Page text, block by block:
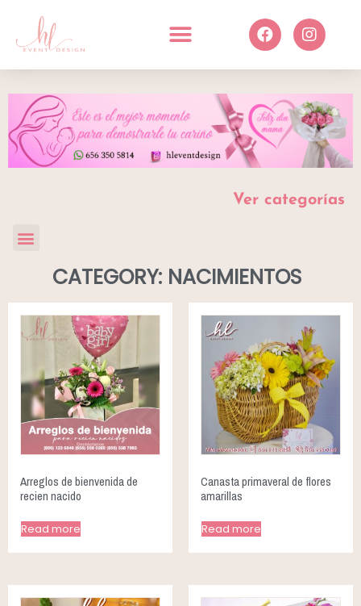
Ver categorías
CATEGORY: NACIMIENTOS
Arreglos de bienvenida de
recien nacido
Read more
Canasta primaveral de flores
amarillas
Read more